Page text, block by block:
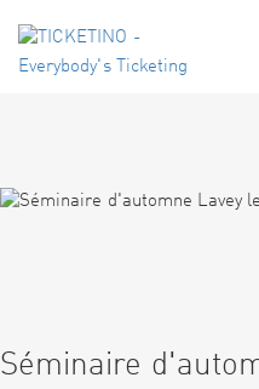
Séminaire